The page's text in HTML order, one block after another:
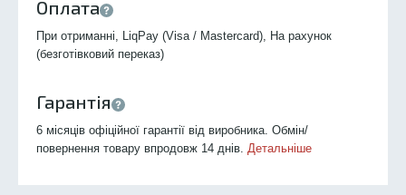
Оплата
При отриманні, LiqPay (Visa / Mastercard), На рахунок
(безготівковий переказ)
Гарантія
6 місяців офіційної гарантії від виробника. Обмін/
повернення товару впродовж 14 днів. Детальніше